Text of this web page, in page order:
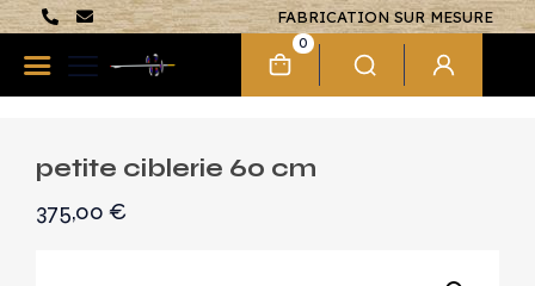
FABRICATION SUR MESURE
0
petite ciblerie 60 cm
375,00 €